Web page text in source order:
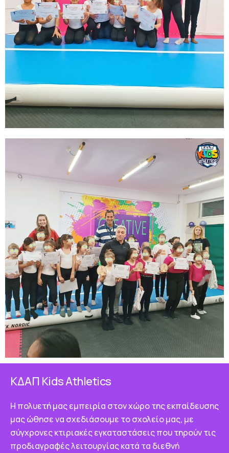
ΚΔΑΠ Κids Athletics
Η πολυετή μας εμπειρία στον χώρο της εκπαίδευσης
μας ώθησε να σχεδιάσουμε το σχολείο μας, με
σύγχρονες κτιριακές εγκαταστάσεις που τηρούν τις
προδιαγραφές λειτουργίας κατά τα διεθνή